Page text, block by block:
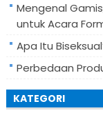
Mengenal
untuk Acara
Apa Itu
Perbedaan
KATEGORI